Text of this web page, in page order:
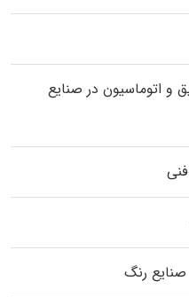
و اتوماسیون در صنایع
رنگ